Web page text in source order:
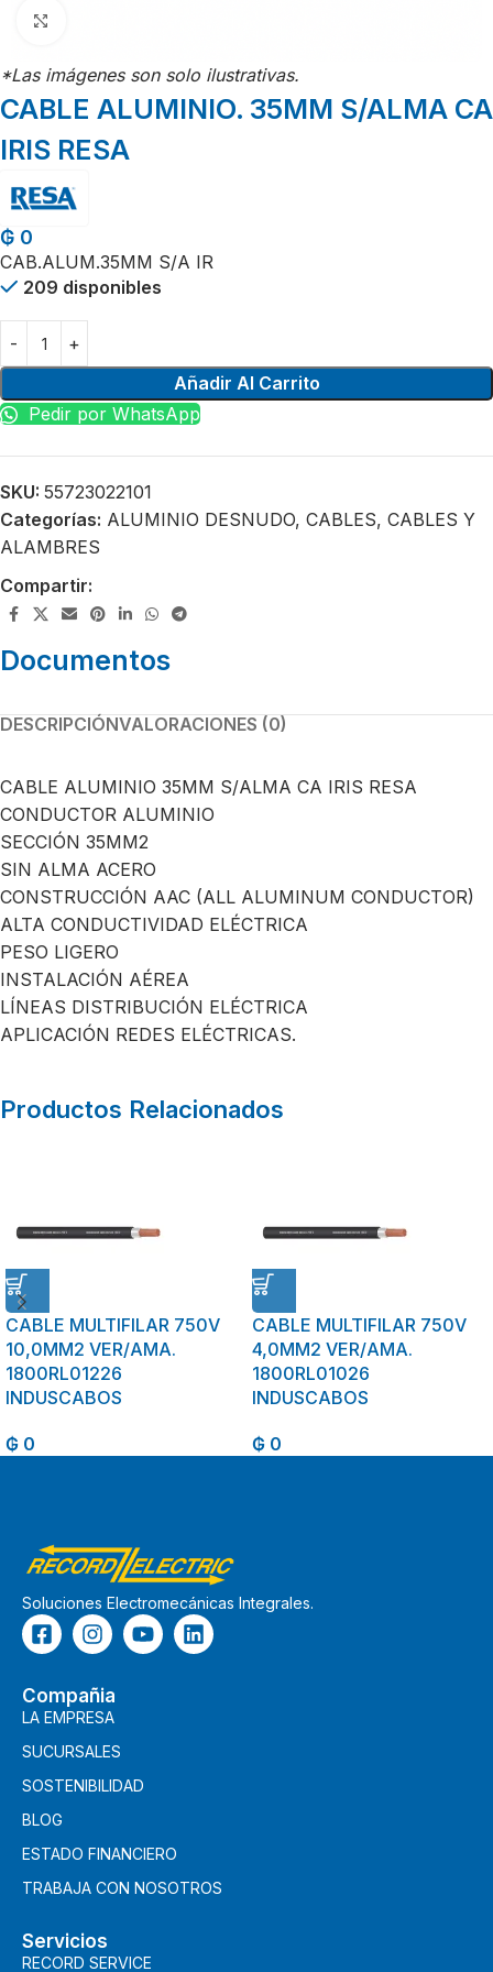
*Las imágenes son solo ilustrativas.
CABLE ALUMINIO. 35MM S/ALMA CA
IRIS RESA
₲ 0
CAB.ALUM.35MM S/A IR
209 disponibles
Añadir Al Carrito
Pedir por WhatsApp
SKU: 55723022101
Categorías: ALUMINIO DESNUDO, CABLES, CABLES Y
ALAMBRES
Compartir:
Documentos
DESCRIPCIÓNVALORACIONES (0)
CABLE ALUMINIO 35MM S/ALMA CA IRIS RESA
CONDUCTOR ALUMINIO
SECCIÓN 35MM2
SIN ALMA ACERO
CONSTRUCCIÓN AAC (ALL ALUMINUM CONDUCTOR)
ALTA CONDUCTIVIDAD ELÉCTRICA
PESO LIGERO
INSTALACIÓN AÉREA
LÍNEAS DISTRIBUCIÓN ELÉCTRICA
APLICACIÓN REDES ELÉCTRICAS.
Productos Relacionados
CABLE MULTIFILAR 750V
10,0MM2 VER/AMA.
1800RL01226
INDUSCABOS
₲ 0
CABLE MULTIFILAR 750V
4,0MM2 VER/AMA.
1800RL01026
INDUSCABOS
₲ 0
Soluciones Electromecánicas Integrales.
Compañia
LA EMPRESA
SUCURSALES
SOSTENIBILIDAD
BLOG
ESTADO FINANCIERO
TRABAJA CON NOSOTROS
Servicios
RECORD SERVICE